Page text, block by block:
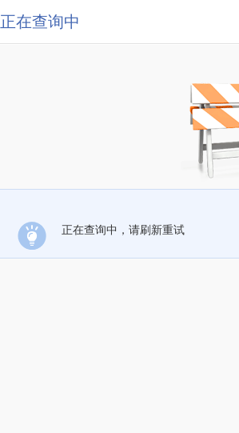
正在查询中
正在查询中，请刷新重试